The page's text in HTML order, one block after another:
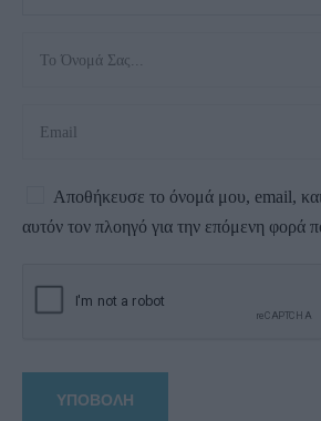
Αποθήκευσε το όνομά μου, email,
αυτόν τον πλοηγό για την επόμενη φορά